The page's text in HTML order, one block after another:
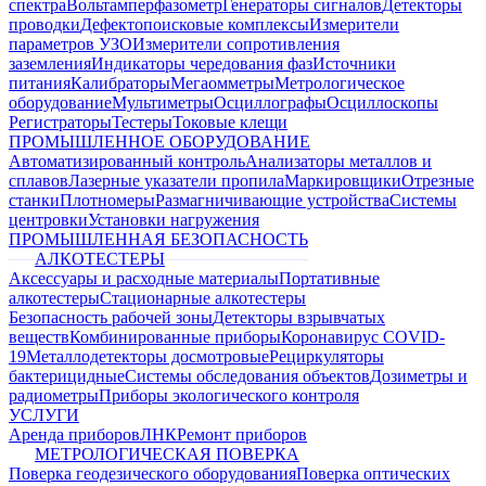
спектраВольтамперфазометрГенераторы сигналовДетекторы
проводкиДефектопоисковые комплексыИзмерители
параметров УЗОИзмерители сопротивления
заземленияИндикаторы чередования фазИсточники
питанияКалибраторыМегаомметрыМетрологическое
оборудованиеМультиметрыОсциллографыОсциллоскопы
РегистраторыТестерыТоковые клещи
ПРОМЫШЛЕННОЕ ОБОРУДОВАНИЕ
Автоматизированный контрольАнализаторы металлов и
сплавовЛазерные указатели пропилаМаркировщикиОтрезные
станкиПлотномерыРазмагничивающие устройстваСистемы
центровкиУстановки нагружения
ПРОМЫШЛЕННАЯ БЕЗОПАСНОСТЬ
АЛКОТЕСТЕРЫ
Аксессуары и расходные материалыПортативные
алкотестерыСтационарные алкотестеры
Безопасность рабочей зоныДетекторы взрывчатых
веществКомбинированные приборыКоронавирус COVID-
19Металлодетекторы досмотровыеРециркуляторы
бактерицидныеСистемы обследования объектовДозиметры и
радиометрыПриборы экологического контроля
УСЛУГИ
Аренда приборовЛНКРемонт приборов
МЕТРОЛОГИЧЕСКАЯ ПОВЕРКА
Поверка геодезического оборудованияПоверка оптических